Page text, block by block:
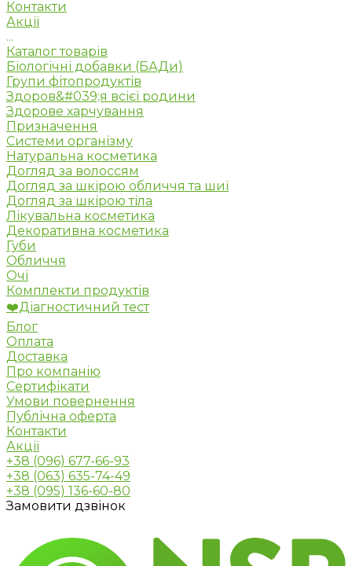
Контакти
Акції
...
Каталог товарів
Біологічні добавки (БАДи)
Групи фітопродуктів
Здоров&#039;я всієї родини
Здорове харчування
Призначення
Системи організму
Натуральна косметика
Догляд за волоссям
Догляд за шкірою обличчя та шиї
Догляд за шкірою тіла
Лікувальна косметика
Декоративна косметика
Губи
Обличчя
Очі
Комплекти продуктів
❤️Діагностичний тест
Блог
Оплата
Доставка
Про компанію
Сертифікати
Умови повернення
Публічна оферта
Контакти
Акції
+38 (096) 677-66-93
+38 (063) 635-74-49
+38 (095) 136-60-80
Замовити дзвінок